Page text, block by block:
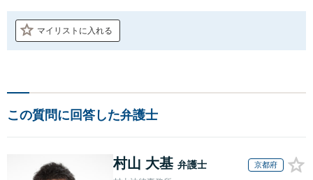
マイリストに入れる
この質問に回答した弁護士
村山 大基 弁護士 京都府